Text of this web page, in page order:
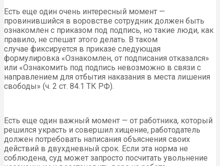
Есть еще один очень интересный момент —
провинившийся в воровстве сотрудник должен быть
ознакомлен с приказом под подпись, но такие люди, как
правило, не спешат этого делать. В таком
случае фиксируется в приказе следующая
формулировка «Ознакомлен, от подписания отказался»
или «Ознакомить под подпись невозможно в связи с
направлением для отбытия наказания в места лишения
свободы» (ч. 2 ст. 84.1 ТК РФ).
Есть еще один важный момент — от работника, который
решился украсть и совершил хищение, работодатель
должен потребовать написания объяснения своих
действий в двухдневный срок. Если эта норма не
соблюдена, суд может запросто посчитать увольнение